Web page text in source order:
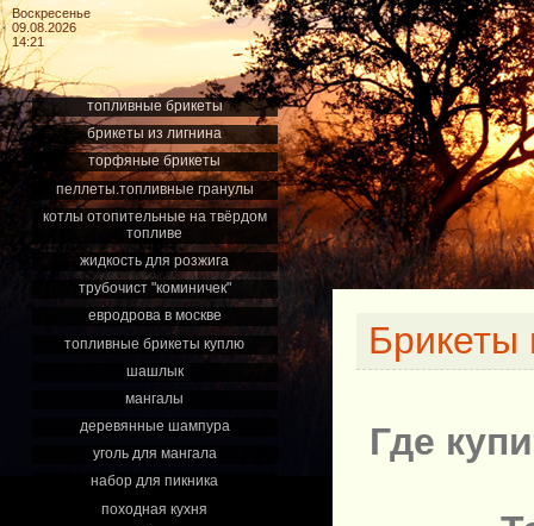
Воскресенье
09.08.2026
14:21
топливные брикеты
брикеты из лигнина
торфяные брикеты
пеллеты.топливные гранулы
котлы отопительные на твёрдом
топливе
жидкость для розжига
трубочист "коминичек"
евродрова в москве
топливные брикеты куплю
шашлык
мангалы
деревянные шампура
уголь для мангала
набор для пикника
походная кухня
Брикеты
Где